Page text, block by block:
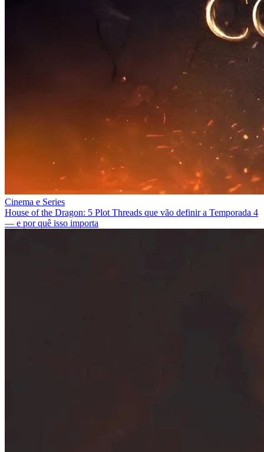
Cinema e Series
House of the Dragon: 5 Plot Threads que vão definir a Temporada 4
— e por quê isso importa